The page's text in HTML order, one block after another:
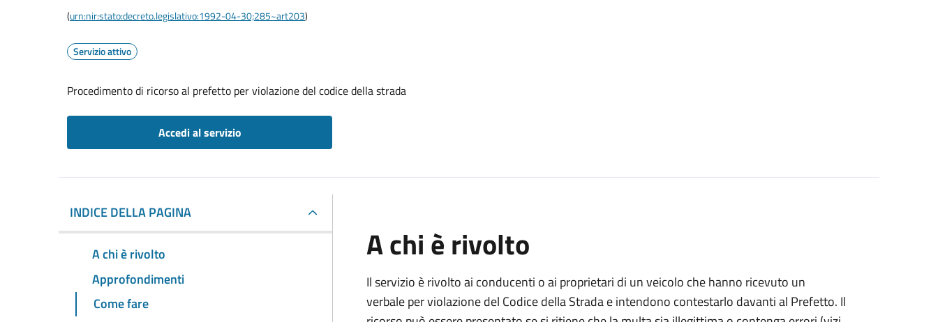
(urn:nir:stato:decreto.legislativo:1992-04-30;285~art203)
Servizio attivo
Procedimento di ricorso al prefetto per violazione del codice della strada
Accedi al servizio
INDICE DELLA PAGINA
A chi è rivolto
Approfondimenti
Come fare
A chi è rivolto
Il servizio è rivolto ai conducenti o ai proprietari di un veicolo che hanno ricevuto un
verbale per violazione del Codice della Strada e intendono contestarlo davanti al Prefetto. Il